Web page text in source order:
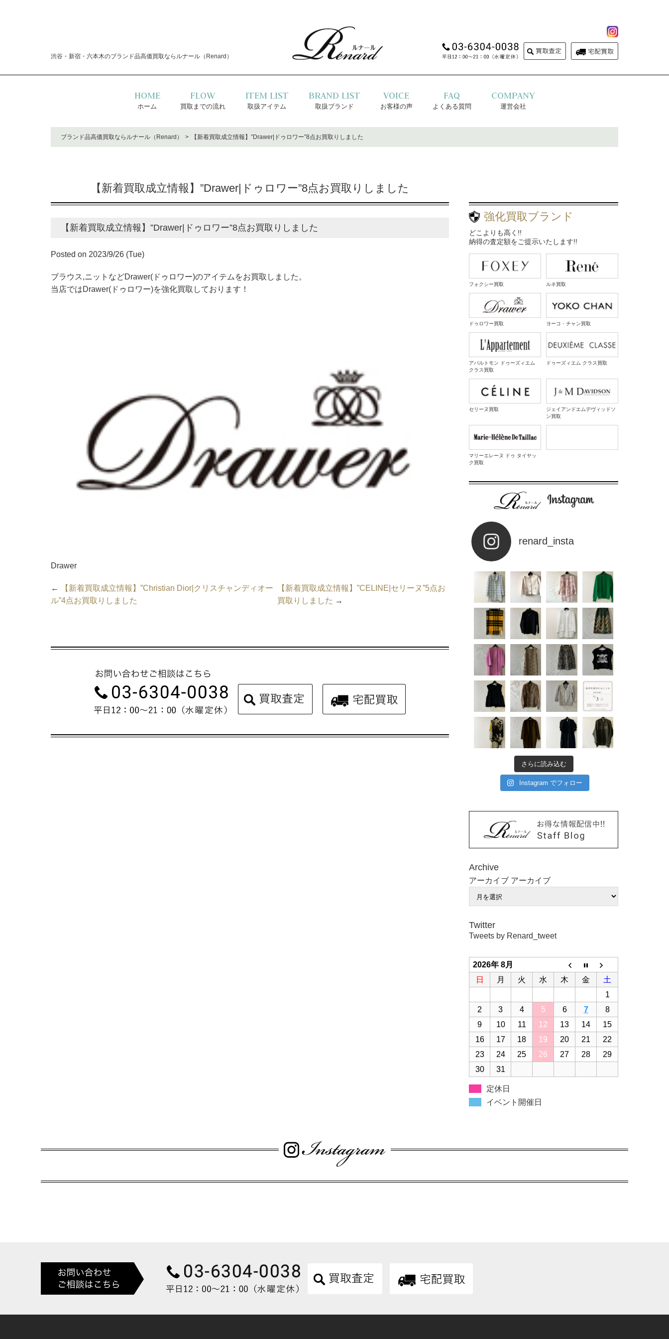
渋谷・新宿・六本木のブランド品高価買取ならルナール（Renard）
HOME
ホーム
FLOW
買取までの流れ
ITEM LIST
取扱アイテム
BRAND LIST
取扱ブランド
VOICE
お客様の声
FAQ
よくある質問
COMPANY
運営会社
ブランド品高価買取ならルナール（Renard） 【新着買取成立情報】”Drawer|ドゥロワー”8点お買取りしました
【新着買取成立情報】”Drawer|ドゥロワー”8点お買取りしました
【新着買取成立情報】”Drawer|ドゥロワー”8点お買取りしました
Posted on 2023/9/26 (Tue)
ブラウス,ニットなどDrawer(ドゥロワー)のアイテムをお買取しました。
当店ではDrawer(ドゥロワー)を強化買取しております！
Drawer
←
【新着買取成立情報】”Christian Dior|クリスチャンディオー
ル”4点お買取りしました
【新着買取成立情報】”CELINE|セリーヌ”5点お
買取りしました →
強化買取ブランド
どこよりも高く!!
納得の査定額をご提示いたします!!
フォクシー買取 ルネ買取
ドゥロワー買取 ヨーコ・チャン買取
アパルトモン ドゥーズィエム
クラス買取
ドゥーズィエム クラス買取
セリーヌ買取
ジェイアンドエムデヴィッドソ
ン買取
マリーエレーヌ ドゥ タイヤッ
ク買取
renard_insta
さらに読み込む
Instagram でフォロー
Archive
アーカイブ アーカイブ
Twitter
Tweets by Renard_tweet
2026年 8月
日
月 火 水 木 金
土
1
2
3 4 5 6 7
8
9
10 11 12 13 14
15
16
17 18 19 20 21
22
23
24 25 26 27 28
29
30
31
定休日
イベント開催日